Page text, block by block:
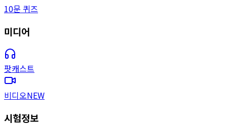
10문 퀴즈
미디어
팟캐스트
비디오NEW
시험정보